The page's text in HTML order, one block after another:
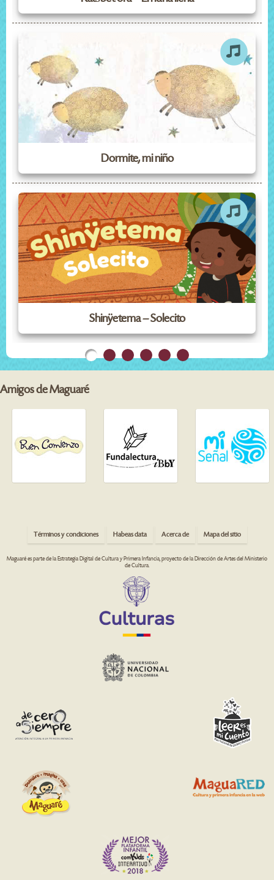
Dormite, mi niño
Shinÿetema – Solecito
Amigos de Maguaré
Términos y condiciones Habeas data Acerca de Mapa del sitio
Maguaré es parte de la Estrategia Digital de Cultura y Primera Infancia, proyecto de la Dirección de Artes del Ministerio
de Cultura.